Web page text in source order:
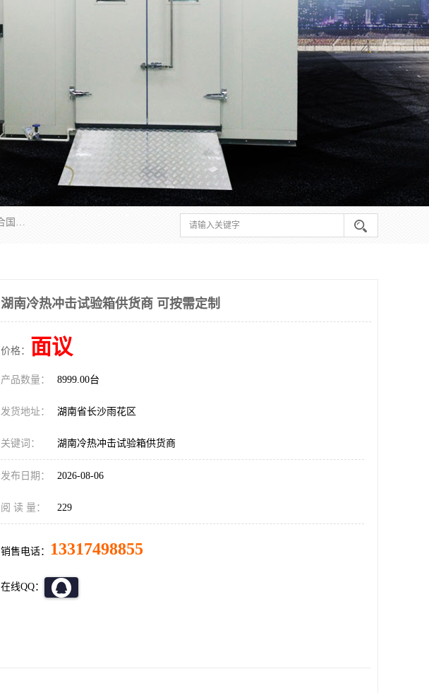
湖南兰思仪器有限公司是一家从事检测仪器研发生产销售和维修保养服务的综合型企业，产品符合国际标准可按需定制专业售前售后工程师，主要有门窗性能体验箱、门窗隔音展示箱、恒温恒湿试验箱、步入式恒温恒湿房、高低温试验箱、老化试验箱、老化试验房、恒温恒湿培养箱、水泥标准养护试验箱、电热鼓风干燥试验箱、真空干燥箱、工业烤箱、盐雾腐蚀试验箱等。
湖南冷热冲击试验箱供货商 可按需定制
价格： 面议
产品数量： 8999.00台
发货地址： 湖南省长沙雨花区
关键词： 湖南冷热冲击试验箱供货商
发布日期： 2026-08-06
阅 读 量： 229
销售电话： 13317498855
在线QQ：